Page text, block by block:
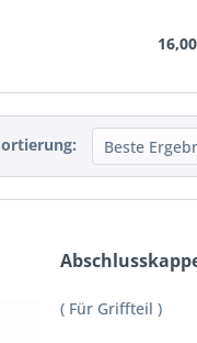
( Für Griffteil )